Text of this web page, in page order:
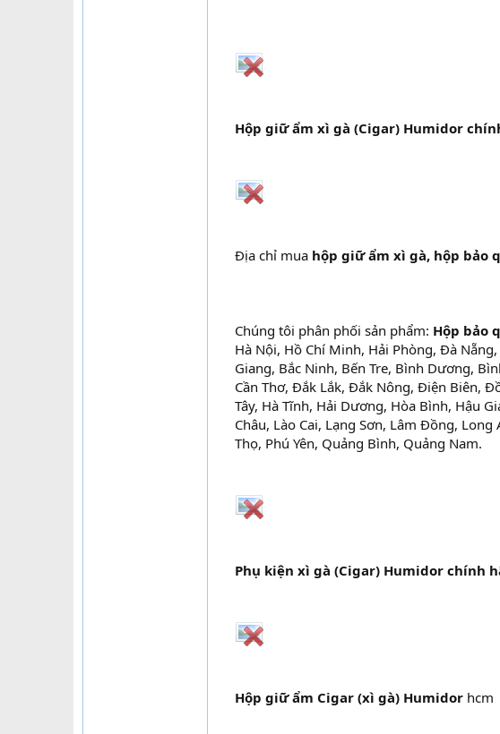
Hộp giữ ẩm xì gà (Cigar) Humidor
Địa chỉ mua hộp giữ ẩm xì gà, hộp bảo
Chúng tôi phân phối sản phẩm: Hộp bảo
Hà Nội, Hồ Chí Minh, Hải Phòng, Đà
Giang, Bắc Ninh, Bến Tre, Bình Dương,
Cần Thơ, Đắk Lắk, Đắk Nông, Điện Biên,
Tây, Hà Tĩnh, Hải Dương, Hòa Bình, Hậu
Châu, Lào Cai, Lạng Sơn, Lâm Đồng,
Thọ, Phú Yên, Quảng Bình, Quảng Nam.
Phụ kiện xì gà (Cigar) Humidor chính
Hộp giữ ẩm Cigar (xì gà) Humidor hcm